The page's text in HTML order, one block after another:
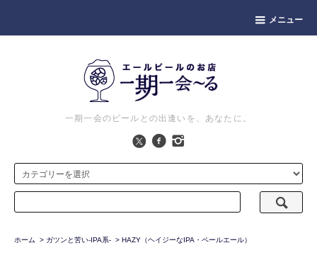
メニュー
一期一会のビールとの出逢いを、あなたに。
ホーム > ガツンと苦い-IPA系- > HAZY（ヘイジーなIPA・ペールエール）